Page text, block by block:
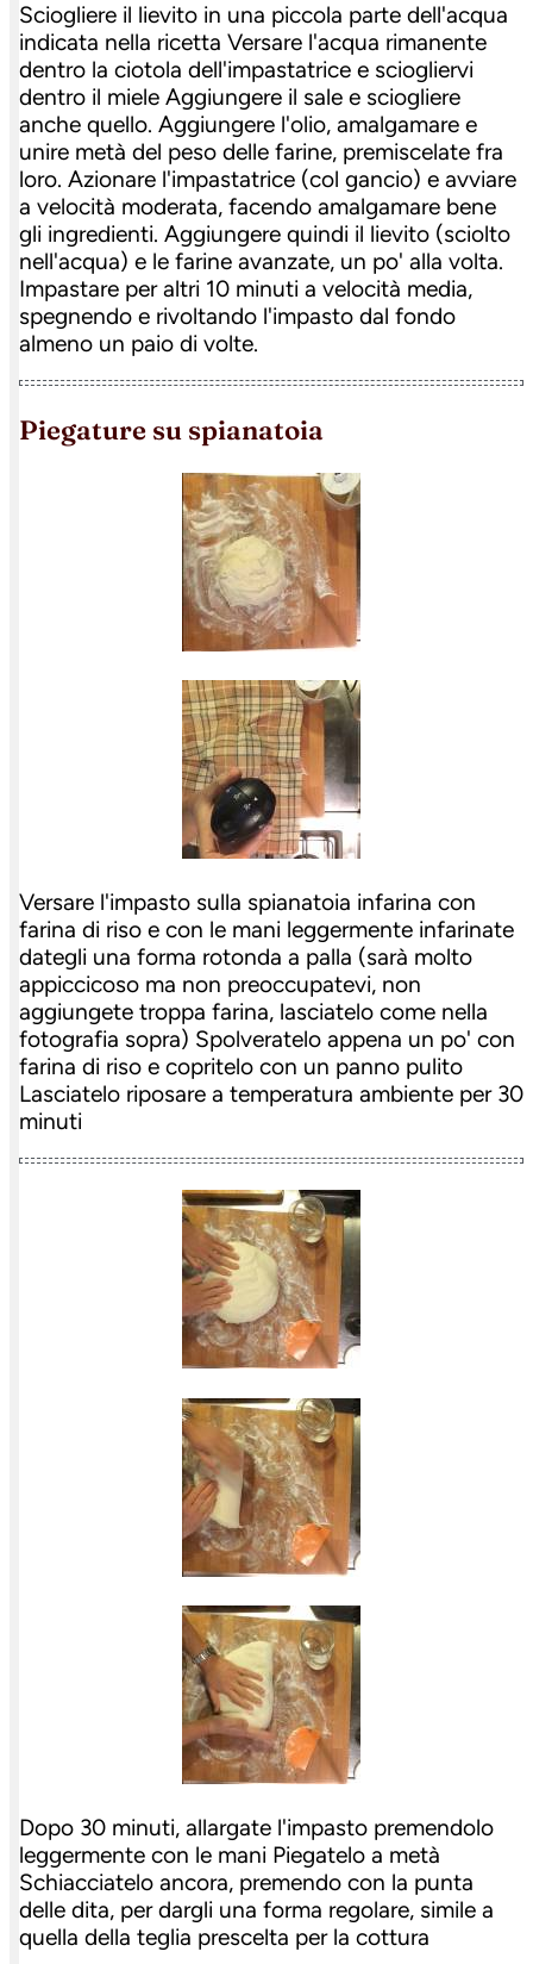
Sciogliere il lievito in una piccola parte dell'acqua
indicata nella ricetta Versare l'acqua rimanente
dentro la ciotola dell'impastatrice e sciogliervi
dentro il miele Aggiungere il sale e sciogliere
anche quello. Aggiungere l'olio, amalgamare e
unire metà del peso delle farine, premiscelate fra
loro. Azionare l'impastatrice (col gancio) e avviare
a velocità moderata, facendo amalgamare bene
gli ingredienti. Aggiungere quindi il lievito (sciolto
nell'acqua) e le farine avanzate, un po' alla volta.
Impastare per altri 10 minuti a velocità media,
spegnendo e rivoltando l'impasto dal fondo
almeno un paio di volte.
piegature su spianatoia
Versare l'impasto sulla spianatoia infarina con
farina di riso e con le mani leggermente infarinate
dategli una forma rotonda a palla (sarà molto
appiccicoso ma non preoccupatevi, non
aggiungete troppa farina, lasciatelo come nella
fotografia sopra) Spolveratelo appena un po' con
farina di riso e copritelo con un panno pulito
Lasciatelo riposare a temperatura ambiente per 30
minuti
Dopo 30 minuti, allargate l'impasto premendolo
leggermente con le mani Piegatelo a metà
Schiacciatelo ancora, premendo con la punta
delle dita, per dargli una forma regolare, simile a
quella della teglia prescelta per la cottura